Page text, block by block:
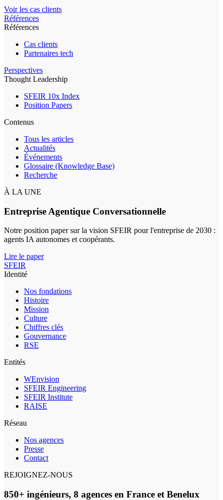
Voir les cas clients
Références
Références
Cas clients
Partenaires tech
Perspectives
Thought Leadership
SFEIR 10x Index
Position Papers
Contenus
Tous les articles
Actualités
Événements
Glossaire (Knowledge Base)
Recherche
À LA UNE
Entreprise Agentique Conversationnelle
Notre position paper sur la vision SFEIR pour l'entreprise de 2030 :
agents IA autonomes et coopérants.
Lire le paper
SFEIR
Identité
Nos fondations
Histoire
Mission
Culture
Chiffres clés
Gouvernance
RSE
Entités
WEnvision
SFEIR Engineering
SFEIR Institute
RAISE
Réseau
Nos agences
Presse
Contact
REJOIGNEZ-NOUS
850+ ingénieurs, 8 agences en France et Benelux